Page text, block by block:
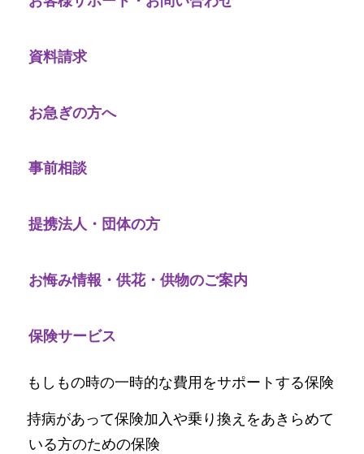
資料請求
お急ぎの方へ
事前相談
提携法人・団体の方
お悔み情報・供花・供物のご案内
保険サービス
もしもの時の一時的な費用をサポートする保険
持病があって保険加入や乗り換えをあきらめて
いる方のための保険